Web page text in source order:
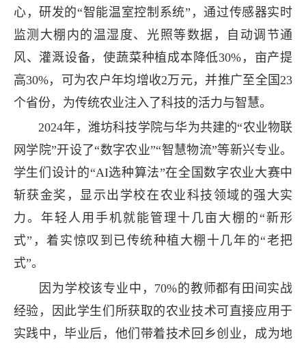
心，研发的“智能温室控制系统”，通过传感器实时
监测大棚内的温湿度、光照等数据，自动调节通
风、灌溉设备，使蔬菜种植成本降低30%，亩产提
高30%，可为农户年均增收2万元，并推广至全国23
个省份，为传统农业注入了科技的活力与智慧。
2024年，潍坊科技学院与华为共建的“农业物联
网学院”开设了“数字农业”“智慧物流”等新兴专业。
学生们设计的“AI选种算法”在全国数字农业大赛中
斩获金奖，显示出学校在农业科技领域的强大实
力。年轻人用手机就能管理十几亩大棚的“新形
式”，着实惊叹到已传统种植大棚十几年的“老把
式”。
因为学校该专业中，70%的教师都有田间实战
经验，因此学生们所获取的农业技术可直接应用于
实践中，毕业后，他们带着技术回乡创业，成为地